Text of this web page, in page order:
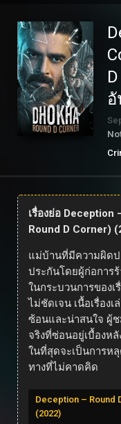
เรื่องย่อ Deception
Round D Corner)
แม่บ้านที่มีความผิด
ประกันโดยผู้ก่อการ
ในกระบวนการของเ
ไม่ชัดเจน เนื้อเรื่อง
ซ้อนและน่าสนใจ ผู้
จริงที่ซ่อนอยู่เบื้องห
ในที่สุดจะเป็นการห
ทางที่ไม่คาดคิด
Deception – Round
(2022)